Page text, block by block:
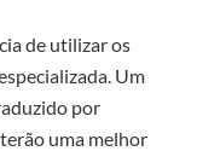
de utilizar os
. Um
por
uma melhor